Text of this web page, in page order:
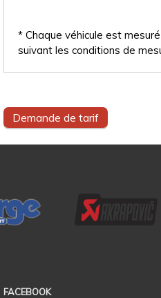
* Chaque véhicule est
suivant les conditions de
Demande de tarif
FACEBOOK